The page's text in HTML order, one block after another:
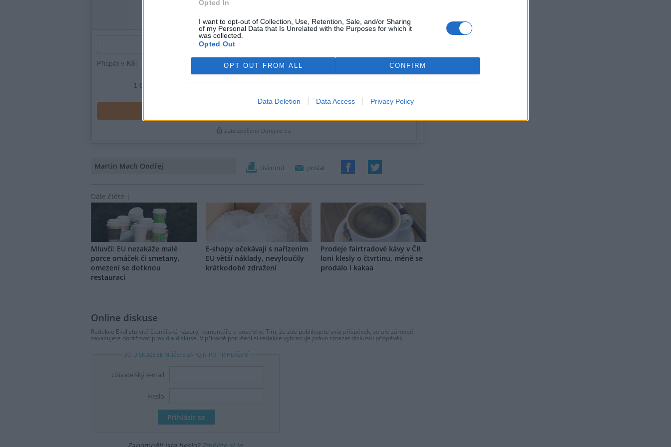
Opted In
I want to opt-out of Collection, Use, Retention, Sale, and/or Sharing
of my Personal Data that Is Unrelated with the Purposes for which it
was collected.
Opted Out
OPT OUT FROM ALL CONFIRM
Data Deletion Data Access Privacy Policy
Martin Mach Ondřej tisknout poslat
Dále čtěte |
Mluvčí: EU nezakáže malé
porce omáček či smetany,
omezení se dotknou
restaurací
E-shopy očekávají s nařízením
EU větší náklady, nevyloučily
krátkodobé zdražení
Prodeje fairtradové kávy v ČR
loni klesly o čtvrtinu, méně se
prodalo i kakaa
Online diskuse
Redakce Ekolistu vítá čtenářské názory, komentáře a postřehy. Tím, že zde publikujete svůj příspěvek, se ale zároveň
zavazujete dodržovat pravidla diskuse . V případě porušení si redakce vyhrazuje právo smazat diskusní příspěvěk
DO DISKUZE SE MŮŽETE ZAPOJIT PO PŘIHLÁŠENÍ
Uživatelský e-mail
Heslo
Zapomněli jste heslo? Změňte si je.